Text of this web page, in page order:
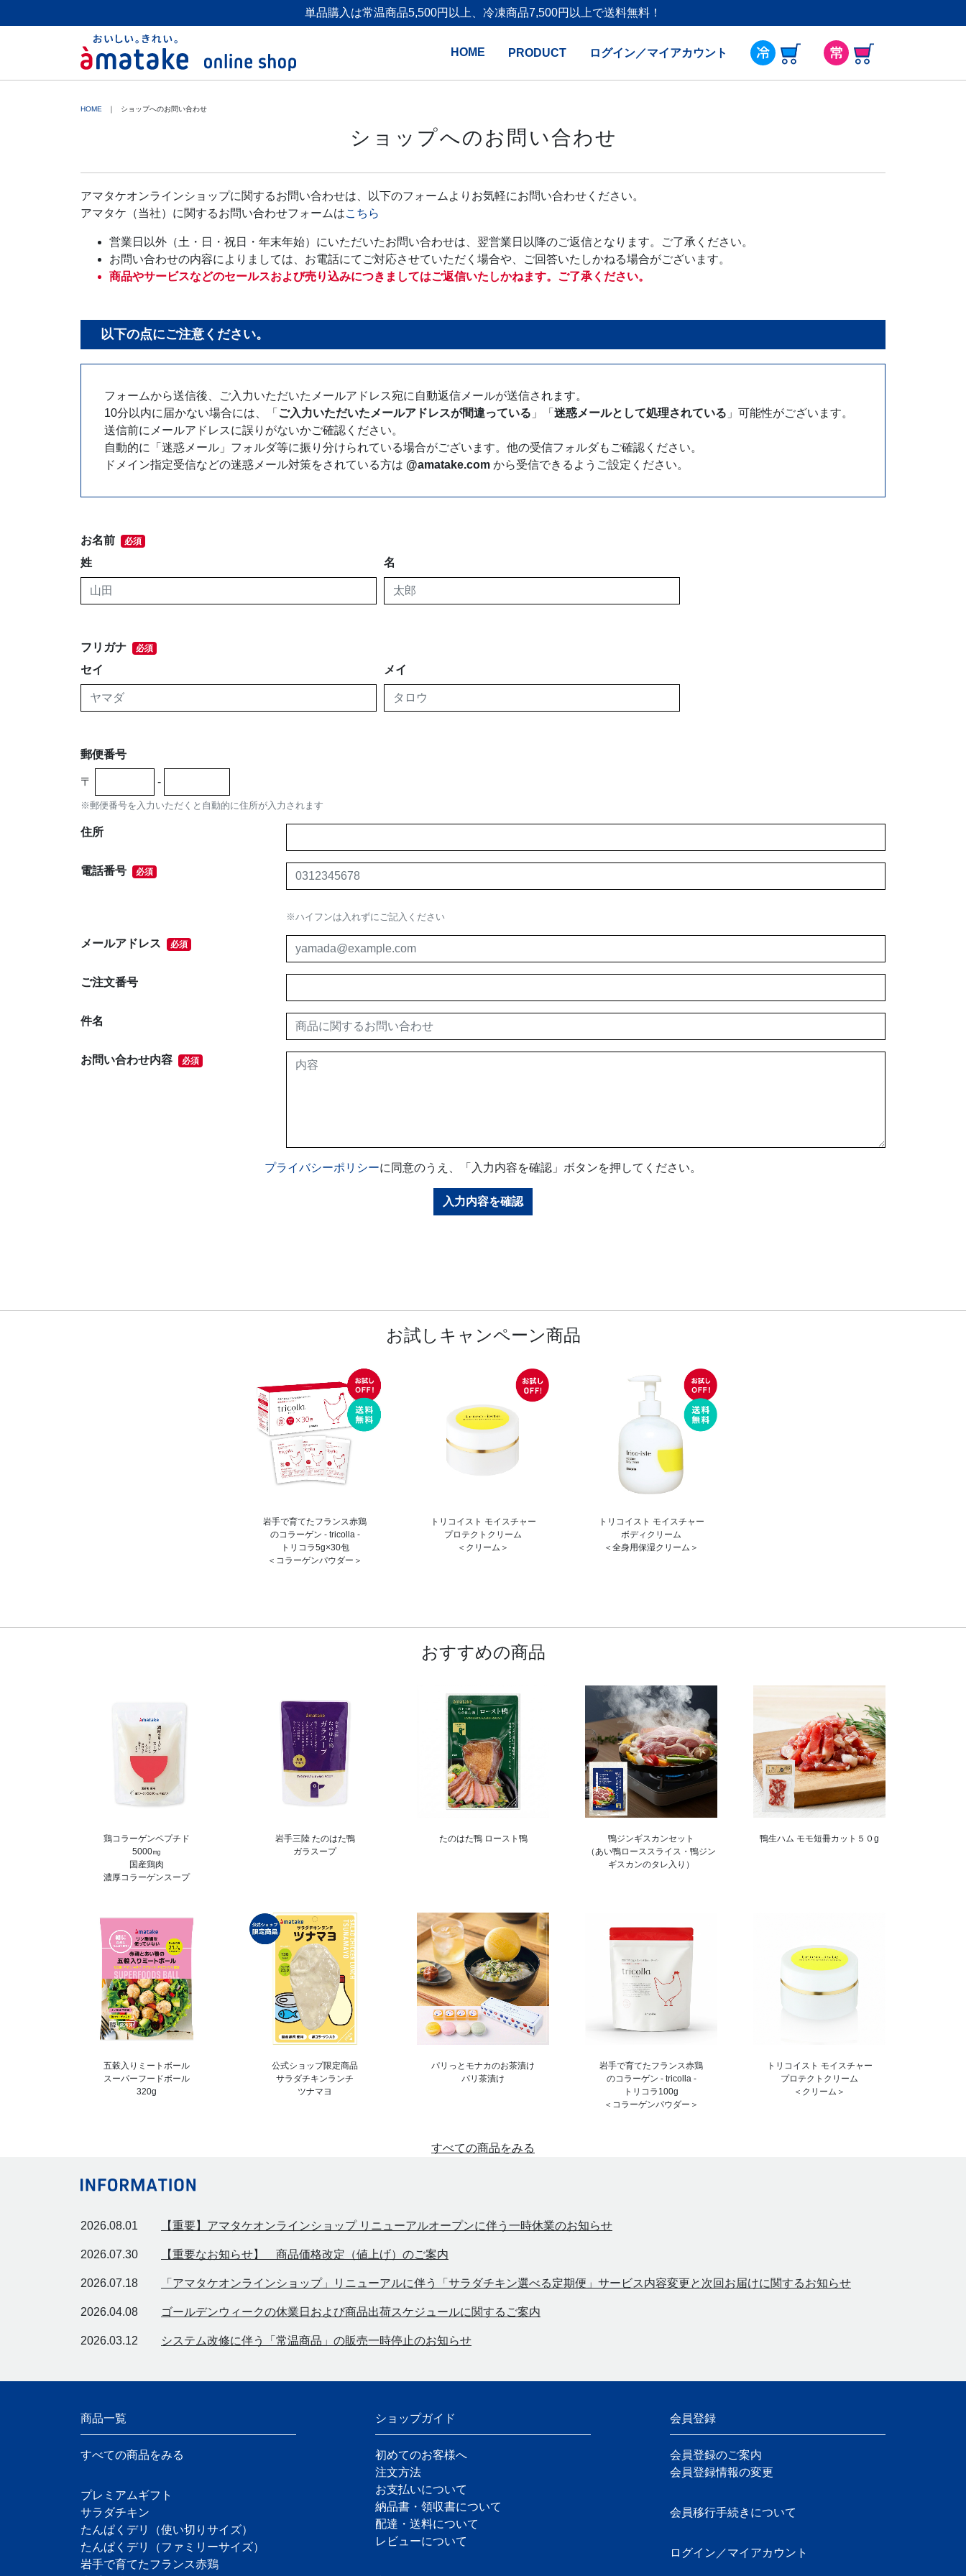
単品購入は常温商品5,500円以上、冷凍商品7,500円以上で送料無料！
HOME PRODUCT ログイン／マイアカウント
HOME ショップへのお問い合わせ
ショップへのお問い合わせ
アマタケオンラインショップに関するお問い合わせは、以下のフォームよりお気軽にお問い合わせください。
アマタケ（当社）に関するお問い合わせフォームはこちら
営業日以外（土・日・祝日・年末年始）にいただいたお問い合わせは、翌営業日以降のご返信となります。ご了承ください。
お問い合わせの内容によりましては、お電話にてご対応させていただく場合や、ご回答いたしかねる場合がございます。
商品やサービスなどのセールスおよび売り込みにつきましてはご返信いたしかねます。ご了承ください。
以下の点にご注意ください。
フォームから送信後、ご入力いただいたメールアドレス宛に自動返信メールが送信されます。
10分以内に届かない場合には、「 ご入力いただいたメールアドレスが間違っている 」「 迷惑メールとして処理されている 」可能性がございます。
送信前にメールアドレスに誤りがないかご確認ください。
自動的に「迷惑メール」フォルダ等に振り分けられている場合がございます。他の受信フォルダもご確認ください。
ドメイン指定受信などの迷惑メール対策をされている方は @amatake.com から受信できるようご設定ください。
お名前 必須
姓 名
フリガナ 必須
セイ メイ
郵便番号
〒 -
※郵便番号を入力いただくと自動的に住所が入力されます
住所
電話番号 必須
※ハイフンは入れずにご記入ください
メールアドレス 必須
ご注文番号
件名
お問い合わせ内容 必須
プライバシーポリシーに同意のうえ、「入力内容を確認」ボタンを押してください。
入力内容を確認
お試しキャンペーン商品
岩手で育てたフランス赤鶏
のコラーゲン - tricolla -
トリコラ5g×30包
＜コラーゲンパウダー＞
トリコイスト モイスチャー
プロテクトクリーム
＜クリーム＞
トリコイスト モイスチャー
ボディクリーム
＜全身用保湿クリーム＞
おすすめの商品
鶏コラーゲンペプチド
5000㎎
国産鶏肉
濃厚コラーゲンスープ
岩手三陸 たのはた鴨
ガラスープ
たのはた鴨 ロースト鴨
鴨ジンギスカンセット
（あい鴨ローススライス・鴨ジン
ギスカンのタレ入り）
鴨生ハム モモ短冊カット５０g
五穀入りミートボール
スーパーフードボール
320g
公式ショップ限定商品
サラダチキンランチ
ツナマヨ
パリっとモナカのお茶漬け
パリ茶漬け
岩手で育てたフランス赤鶏
のコラーゲン - tricolla -
トリコラ100g
＜コラーゲンパウダー＞
トリコイスト モイスチャー
プロテクトクリーム
＜クリーム＞
すべての商品をみる
2026.08.01 【重要】アマタケオンラインショップ リニューアルオープンに伴う一時休業のお知らせ
2026.07.30 【重要なお知らせ】 商品価格改定（値上げ）のご案内
2026.07.18 「アマタケオンラインショップ」リニューアルに伴う「サラダチキン選べる定期便」サービス内容変更と次回お届けに関するお知らせ
2026.04.08 ゴールデンウィークの休業日および商品出荷スケジュールに関するご案内
2026.03.12 システム改修に伴う「常温商品」の販売一時停止のお知らせ
商品一覧
すべての商品をみる
プレミアムギフト
サラダチキン
たんぱくデリ（使い切りサイズ）
たんぱくデリ（ファミリーサイズ）
岩手で育てたフランス赤鶏
ショップガイド
初めてのお客様へ
注文方法
お支払いについて
納品書・領収書について
配達・送料について
レビューについて
会員登録
会員登録のご案内
会員登録情報の変更
会員移行手続きについて
ログイン／マイアカウント